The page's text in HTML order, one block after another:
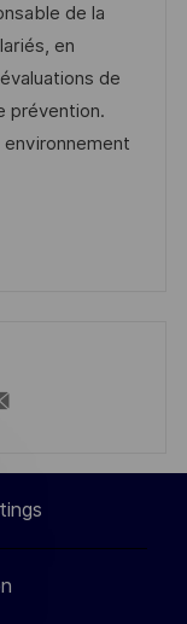
de la
en
de
prévention.